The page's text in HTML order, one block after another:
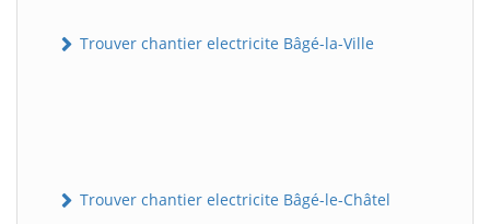
Trouver chantier electricite Bâgé-la-Ville
Trouver chantier electricite Bâgé-le-Châtel